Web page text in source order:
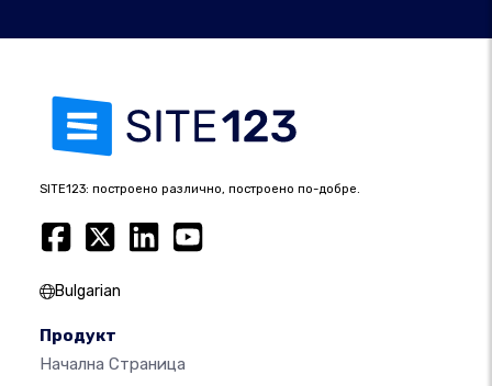
SITE123: построено различно, построено по-добре.
Bulgarian
Продукт
Начална Страница